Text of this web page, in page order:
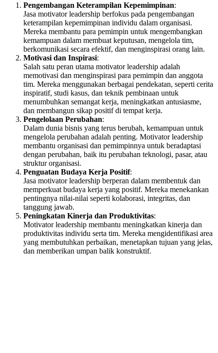
Pengembangan Keterampilan Kepemimpinan:
Jasa motivator leadership berfokus pada pengembangan
keterampilan kepemimpinan individu dalam organisasi.
Mereka membantu para pemimpin untuk mengembangkan
kemampuan dalam membuat keputusan, mengelola tim,
berkomunikasi secara efektif, dan menginspirasi orang lain.
Motivasi dan Inspirasi:
Salah satu peran utama motivator leadership adalah
memotivasi dan menginspirasi para pemimpin dan anggota
tim. Mereka menggunakan berbagai pendekatan, seperti cerita
inspiratif, studi kasus, dan teknik pembinaan untuk
menumbuhkan semangat kerja, meningkatkan antusiasme,
dan membangun sikap positif di tempat kerja.
Pengelolaan Perubahan:
Dalam dunia bisnis yang terus berubah, kemampuan untuk
mengelola perubahan adalah penting. Motivator leadership
membantu organisasi dan pemimpinnya untuk beradaptasi
dengan perubahan, baik itu perubahan teknologi, pasar, atau
struktur organisasi.
Penguatan Budaya Kerja Positif:
Jasa motivator leadership berperan dalam membentuk dan
memperkuat budaya kerja yang positif. Mereka menekankan
pentingnya nilai-nilai seperti kolaborasi, integritas, dan
tanggung jawab.
Peningkatan Kinerja dan Produktivitas:
Motivator leadership membantu meningkatkan kinerja dan
produktivitas individu serta tim. Mereka mengidentifikasi area
yang membutuhkan perbaikan, menetapkan tujuan yang jelas,
dan memberikan umpan balik konstruktif.